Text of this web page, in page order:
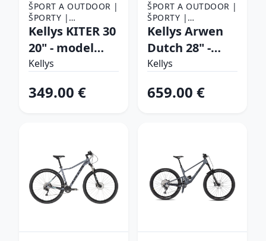
ŠPORT A OUTDOOR |
ŠPORTY |
CYKLISTIKA |
BICYKLE
Kellys KITER 30
20" - model
2026 Marine
135 cm)
Kellys
349.00 €
ŠPORT A OUTDOOR |
ŠPORTY |
CYKLISTIKA |
BICYKLE
Kellys Arwen
Dutch 28" -
model 2024
185 cm)
Kellys
659.00 €